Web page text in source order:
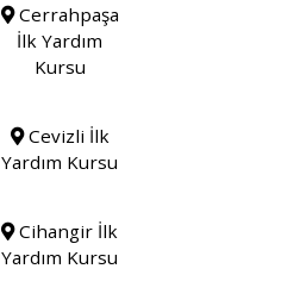
Cerrahpaşa
İlk Yardım
Kursu
Cevizli İlk
Yardım Kursu
Cihangir İlk
Yardım Kursu